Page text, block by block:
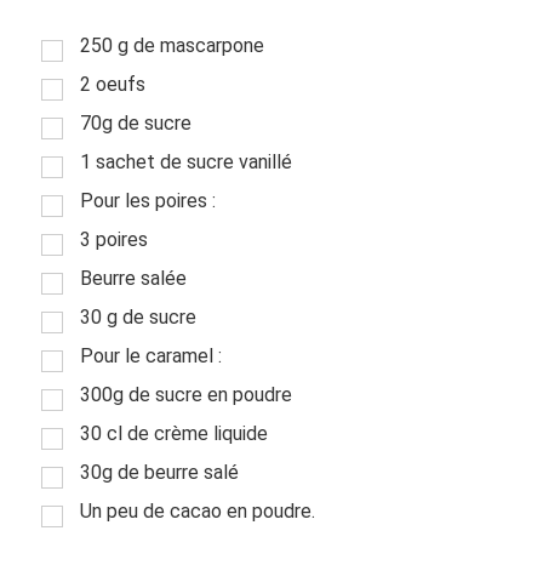
250 g de mascarpone
2 oeufs
70g de sucre
1 sachet de sucre vanillé
Pour les poires :
3 poires
Beurre salée
30 g de sucre
Pour le caramel :
300g de sucre en poudre
30 cl de crème liquide
30g de beurre salé
Un peu de cacao en poudre.